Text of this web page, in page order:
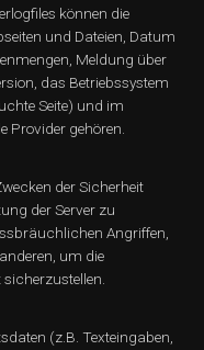
können die
und Dateien, Datum
Meldung über
das Betriebssystem
Seite) und im
Provider gehören.
der Sicherheit
der Server zu
Angriffen,
um die
(z.B. Texteingaben,